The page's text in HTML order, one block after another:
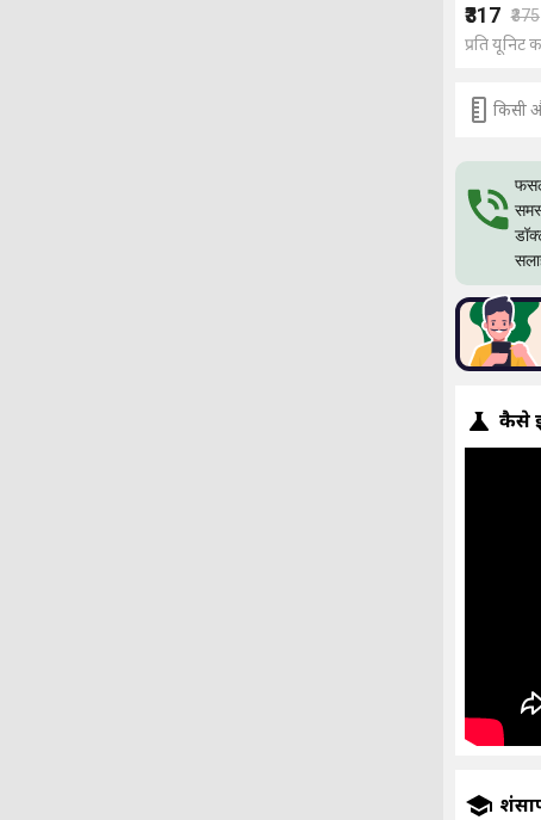
₹317 ₹375
प्रति यूनिट
किसी
कैसे